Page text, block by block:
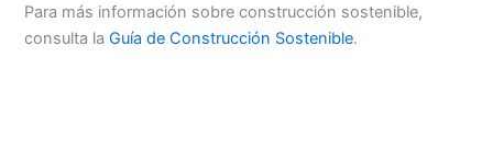
Para más información sobre construcción sostenible,
consulta laGuía de Construcción Sostenible.